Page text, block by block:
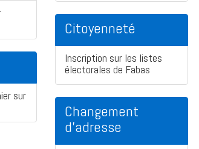
sur
Citoyenneté
Inscription sur les listes
électorales de Fabas
Changement
d'adresse